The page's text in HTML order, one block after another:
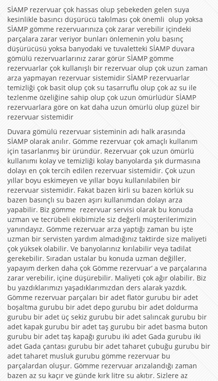
SİAMP rezervuar çok hassas olup şebekeden gelen suya
kesinlikle basıncı düşürücü takılması çok önemli olup yoksa
SİAMP gömme rezervuarınıza çok zarar verebilir içindeki
parçalara zarar veriyor bunları önlemenin yolu basınç
düşürücüsü yoksa banyodaki ve tuvaletteki SİAMP duvara
gömülü rezervuarlarınız zarar görür SİAMP gömme
rezervuarlar çok kullanışlı bir rezervuar olup çok uzun zaman
arza yapmayan rezervuar sistemidir SİAMP rezervuarlar
temizliği çok basit olup çok su tasarruflu olup çok az su ile
tezlenme özeliğine sahip olup çok uzun ömürlüdür SİAMP
rezervuarlara göre on kat daha uzun ömürlü olup güzel bir
rezervuar sistemidir
Duvara gömülü rezervuar sisteminin adı halk arasında
SİAMP olarak anılır. Gömme rezervuar çok amaçlı kullanım
için tasarlanmış bir üründür. Rezervuar çok uzun ömürlü
kullanımı kolay ve temizliği kolay banyolarda şık durmasına
dolayı en çok tercih edilen rezervuar sistemidir. Çok uzun
yıllar boyu eskimeyen ve yıllar boyu kullanılabilen bir
rezervuar sistemidir. Fakat bazen kirli su bazen körlük su
bazen basınçlı su bazen aşırı kullanımdan dolayı arza
yapabilir. Biz gömme rezervuar servisi olarak bu konuda
uzman ve tecrübeli ekibimizle siz değerli müşterilerimizin
yanındayız. Gömme rezervuar arza yaptığı zaman bu işte
uzman bir servisten yardım almadığınız taktirde size maliyeti
çok yüksek olabilir. Ve banyolarınız kırılabilir veya tadilat
gerekebilir. Sıradan ustalar bu konuda uzman değiller,
yapayım derken daha çok Gömme rezervuar’ a ve parçalarına
zarar verebilir, içine düşürebilir. Maliyeti çok ağır olabilir. Biz
bu yazdıklarımızı yaşadıklarımızdan ders alarak yazdık.
Gömme rezervuar parçaları bir adet flatör gurubu bir adet
boşaltma gurubu bir adet depo gurubu bir adet doldurma
gurubu bir adet üç sekiz gurubu bir adet salıncak gurubu bir
adet kapak gurubu bir adet taş gurubu bir adet basma buton
gurubu bir adet taş kapağı gurubu iki adet Gada gurubu iki
adet Gada çantası gurubu bir adet taharet çubuğu gurubu bir
adet taharet musluk gurubu gömme rezervuar bu
parçalardan oluşur. Gömme rezervuar arızalandığı zaman
bazen az su kaçır ve günde kırk litre su akıtır. Sizlere az